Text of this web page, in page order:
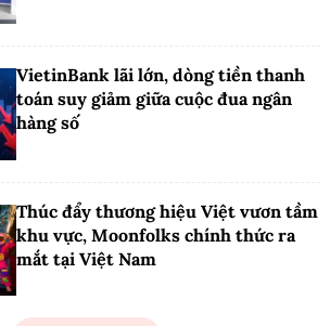
VietinBank lãi lớn, dòng tiền thanh
toán suy giảm giữa cuộc đua ngân
hàng số
Thúc đẩy thương hiệu Việt vươn tầm
khu vực, Moonfolks chính thức ra
mắt tại Việt Nam